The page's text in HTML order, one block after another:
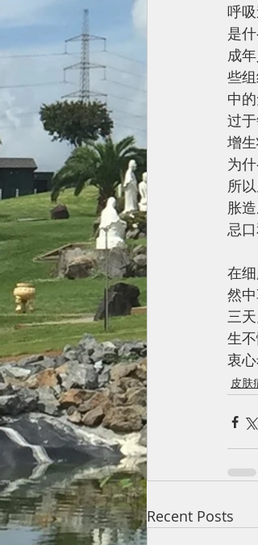
呼
是
成
些
中
过
增
为
所
胀
忌
在
然
三
生
衷
皮肤
Recent Posts